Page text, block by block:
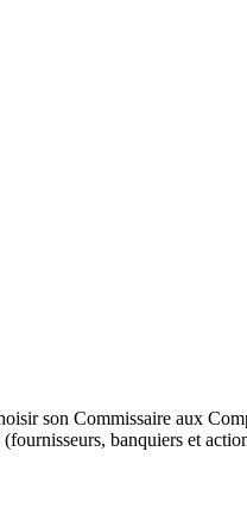
son Commissaire aux
(fournisseurs, banquiers et